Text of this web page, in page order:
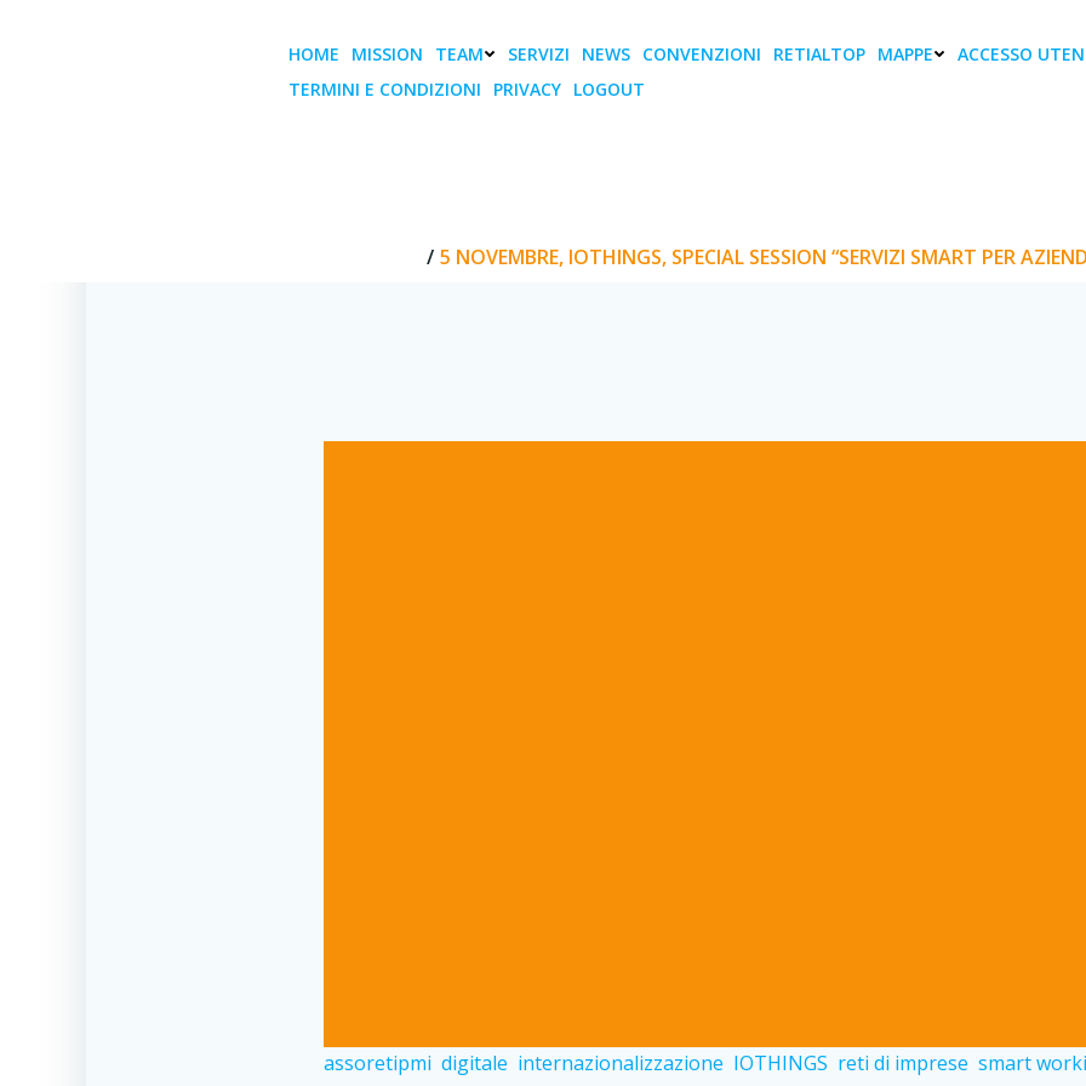
HOME MISSION TEAM SERVIZI NEWS CONVENZIONI RETIALTOP MAPPE
ACCESSO
TERMINI E CONDIZIONI
PRIVACY LOGOUT
5 NOVEMBRE, IOTHINGS, SPECIAL SESSION “SERVIZI SMART PER
assoretipmi digitale internazionalizzazione IOTHINGS reti di imprese smart